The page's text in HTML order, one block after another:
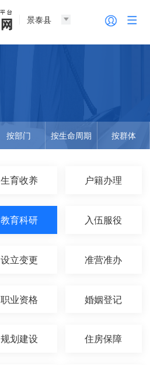
景泰县
按部门 按生命周期 按群体
生育收养 户籍办理
教育科研 入伍服役
设立变更 准营准办
职业资格 婚姻登记
规划建设 住房保障